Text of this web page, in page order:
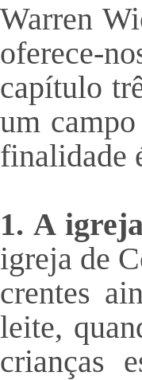
Warren
oferece-
capítulo
um
finalidade
1. A
igreja de
crentes
leite,
crianças